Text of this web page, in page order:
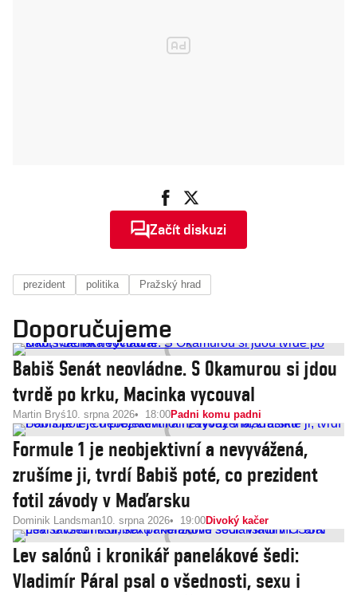
Začít diskuzi
prezident politika Pražský hrad
Doporučujeme
Babiš Senát neovládne. S Okamurou si jdou
tvrdě po krku, Macinka vycouval
Martin Bryś10. srpna 2026 18:00Padni komu padni
Formule 1 je neobjektivní a nevyvážená,
zrušíme ji, tvrdí Babiš poté, co prezident
fotil závody v Maďarsku
Dominik Landsman10. srpna 2026 19:00Divoký kačer
Lev salónů i kronikář panelákové šedi:
Vladimír Páral psal o všednosti, sexu i